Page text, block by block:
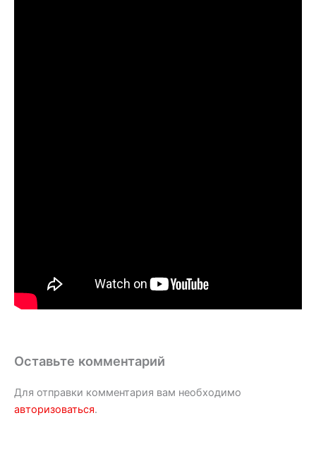
Оставьте комментарий
Для отправки комментария вам необходимо
авторизоваться.